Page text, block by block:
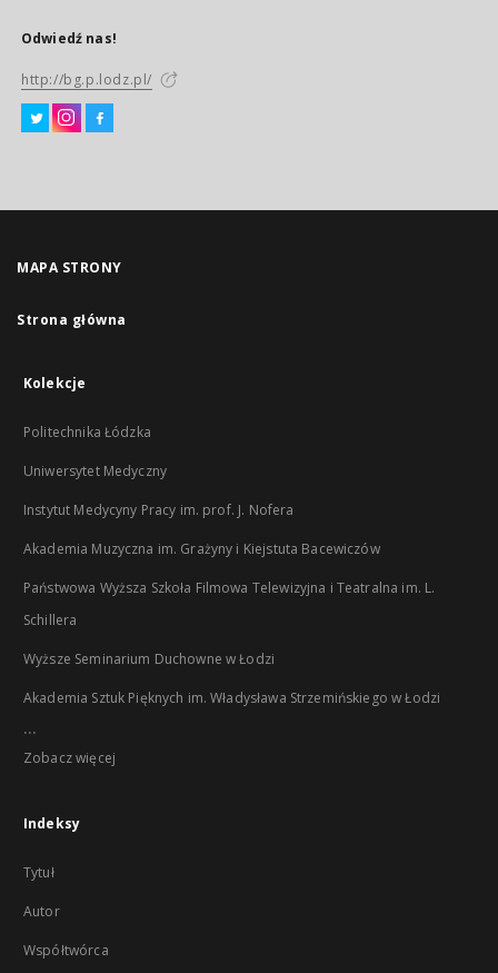
Odwiedź nas!
http://bg.p.lodz.pl/
MAPA STRONY
Strona główna
Kolekcje
Politechnika Łódzka
Uniwersytet Medyczny
Instytut Medycyny Pracy im. prof. J. Nofera
Akademia Muzyczna im. Grażyny i Kiejstuta Bacewiczów
Państwowa Wyższa Szkoła Filmowa Telewizyjna i Teatralna im. L.
Schillera
Wyższe Seminarium Duchowne w Łodzi
Akademia Sztuk Pięknych im. Władysława Strzemińskiego w Łodzi
...
Zobacz więcej
Indeksy
Tytuł
Autor
Współtwórca